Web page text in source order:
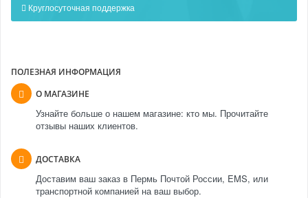
Круглосуточная поддержка
ПОЛЕЗНАЯ ИНФОРМАЦИЯ
О МАГАЗИНЕ
Узнайте больше о нашем магазине: кто мы. Прочитайте
отзывы наших клиентов.
ДОСТАВКА
Доставим ваш заказ в Пермь Почтой России, EMS, или
транспортной компанией на ваш выбор.